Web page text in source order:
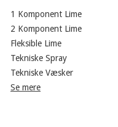
1 Komponent Lime
2 Komponent Lime
Fleksible Lime
Tekniske Spray
Tekniske Væsker
Se mere